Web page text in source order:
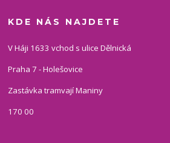
KDE NÁS NAJDETE
V Háji 1633 vchod s ulice Dělnická
Praha 7 - Holešovice
Zastávka tramvají Maniny
170 00